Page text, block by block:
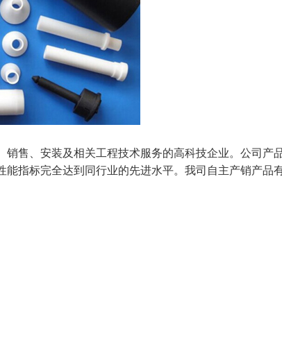
售、安装及相关工程技术服务的高科技企业。公司产
指标完全达到同行业的先进水平。我司自主产销产品